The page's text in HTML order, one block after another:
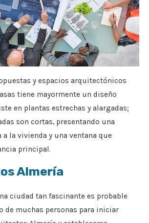
y espacios arquitectónicos
tiene mayormente un diseño
en plantas estrechas y alargadas;
son cortas, presentando una
a la vivienda y una ventana que
principal.
Almería
ciudad tan fascinante es probable
de muchas personas para iniciar